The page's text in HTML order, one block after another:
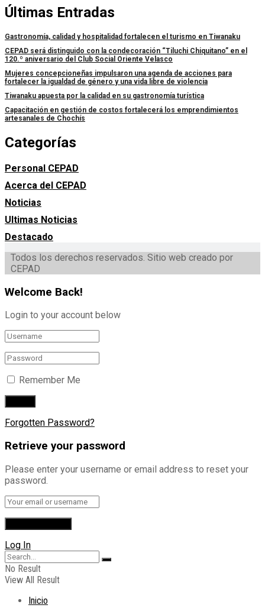
Últimas Entradas
Gastronomía, calidad y hospitalidad fortalecen el turismo en Tiwanaku
CEPAD será distinguido con la condecoración “Tiluchi Chiquitano” en el
120.º aniversario del Club Social Oriente Velasco
Mujeres concepcioneñas impulsaron una agenda de acciones para
fortalecer la igualdad de género y una vida libre de violencia
Tiwanaku apuesta por la calidad en su gastronomía turística
Capacitación en gestión de costos fortalecerá los emprendimientos
artesanales de Chochís
Categorías
Personal CEPAD
Acerca del CEPAD
Noticias
Ultimas Noticias
Destacado
Todos los derechos reservados. Sitio web creado por
CEPAD
Welcome Back!
Login to your account below
Remember Me
Forgotten Password?
Retrieve your password
Please enter your username or email address to reset your
password.
Log In
No Result
View All Result
Inicio